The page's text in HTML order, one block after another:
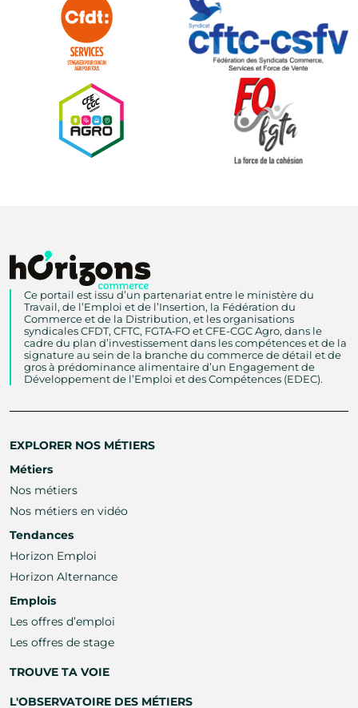
Ce portail est issu d’un partenariat entre le ministère du
Travail, de l’Emploi et de l’Insertion, la Fédération du
Commerce et de la Distribution, et les organisations
syndicales CFDT, CFTC, FGTA‑FO et CFE-CGC Agro, dans le
cadre du plan d’investissement dans les compétences et de la
signature au sein de la branche du commerce de détail et de
gros à prédominance alimentaire d’un Engagement de
Développement de l’Emploi et des Compétences (EDEC).
EXPLORER NOS MÉTIERS
Métiers
Nos métiers
Nos métiers en vidéo
Tendances
Horizon Emploi
Horizon Alternance
Emplois
Les offres d’emploi
Les offres de stage
TROUVE TA VOIE
L'OBSERVATOIRE DES MÉTIERS